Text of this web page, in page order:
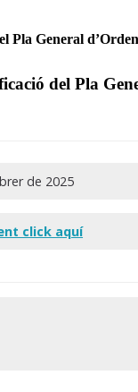
Pla General
del Pla
de 2025
click aquí